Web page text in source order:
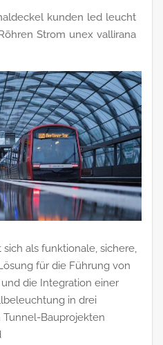
kunden led leucht
Strom unex vallirana
als funktionale, sichere,
für die Führung von
die Integration einer
in drei
Bauprojekten